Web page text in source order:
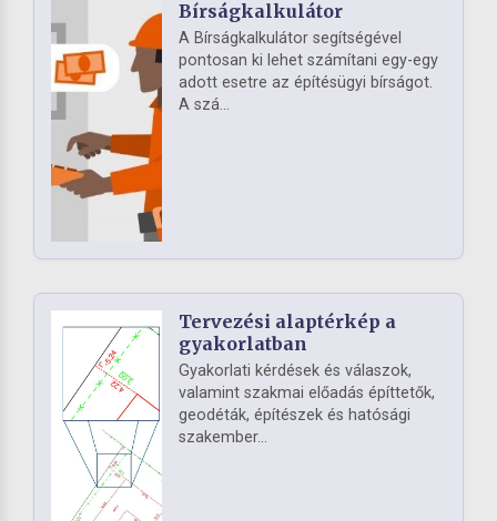
Bírságkalkulátor
A Bírságkalkulátor segítségével
pontosan ki lehet számítani egy-egy
adott esetre az építésügyi bírságot.
A szá...
Tervezési alaptérkép a
gyakorlatban
Gyakorlati kérdések és válaszok,
valamint szakmai előadás építtetők,
geodéták, építészek és hatósági
szakember...